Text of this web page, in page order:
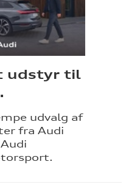
udstyr til
udvalg af
fra Audi